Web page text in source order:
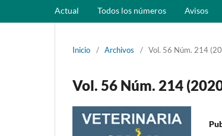
Actual Todos los números Avisos
Inicio / Archivos / Vol. 56 Núm. 214
Vol. 56 Núm. 214